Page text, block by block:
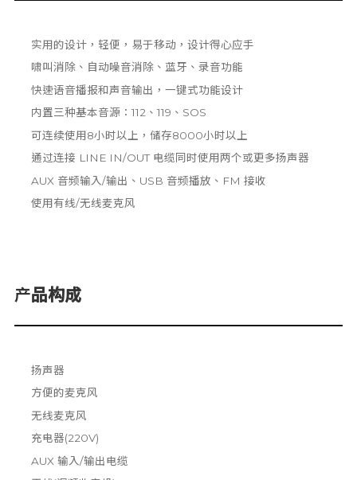
实用的设计，轻便，易于移动，设计得心应手
啸叫消除、自动噪音消除、蓝牙、录音功能
快速语音播报和声音输出，一键式功能设计
内置三种基本音源：112、119、SOS
可连续使用8小时以上，储存8000小时以上
通过连接 LINE IN/OUT 电缆同时使用两个或更多扬声器
AUX 音频输入/输出、USB 音频播放、FM 接收
使用有线/无线麦克风
产品构成
扬声器
方便的麦克风
无线麦克风
充电器(220V)
AUX 输入/输出电缆